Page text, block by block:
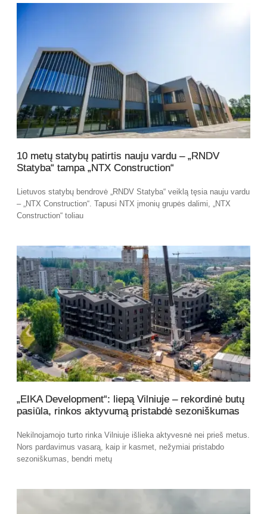
10 metų statybų patirtis nauju vardu – „RNDV
Statyba“ tampa „NTX Construction“
Lietuvos statybų bendrovė „RNDV Statyba“ veiklą tęsia nauju vardu
– „NTX Construction“. Tapusi NTX įmonių grupės dalimi, „NTX
Construction“ toliau
„EIKA Development“: liepą Vilniuje – rekordinė butų
pasiūla, rinkos aktyvumą pristabdė sezoniškumas
Nekilnojamojo turto rinka Vilniuje išlieka aktyvesnė nei prieš metus.
Nors pardavimus vasarą, kaip ir kasmet, nežymiai pristabdo
sezoniškumas, bendri metų